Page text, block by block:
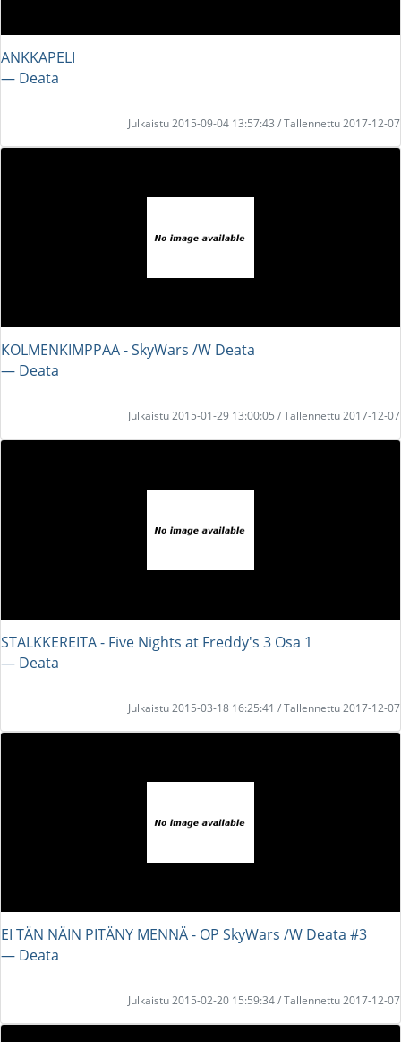
ANKKAPELI
― Deata
Julkaistu 2015-09-04 13:57:43 / Tallennettu 2017-12-07
KOLMENKIMPPAA - SkyWars /W Deata
― Deata
Julkaistu 2015-01-29 13:00:05 / Tallennettu 2017-12-07
STALKKEREITA - Five Nights at Freddy's 3 Osa 1
― Deata
Julkaistu 2015-03-18 16:25:41 / Tallennettu 2017-12-07
EI TÄN NÄIN PITÄNY MENNÄ - OP SkyWars /W Deata #3
― Deata
Julkaistu 2015-02-20 15:59:34 / Tallennettu 2017-12-07